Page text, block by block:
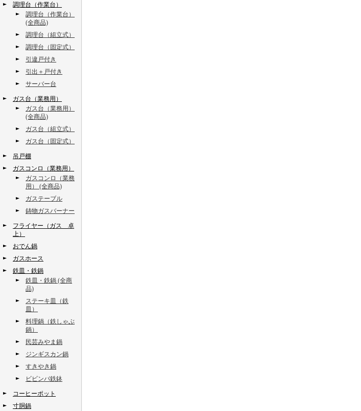
調理台（作業台）
調理台（作業台）
(全商品)
調理台（組立式）
調理台（固定式）
引違戸付き
引出＋戸付き
サーバー台
ガス台（業務用）
ガス台（業務用）
(全商品)
ガス台（組立式）
ガス台（固定式）
吊戸棚
ガスコンロ（業務用）
ガスコンロ（業務
用） (全商品)
ガステーブル
鋳物ガスバーナー
フライヤー（ガス 卓
上）
おでん鍋
ガスホース
鉄皿・鉄鍋
鉄皿・鉄鍋 (全商
品)
ステーキ皿（鉄
皿）
料理鍋（鉄しゃぶ
鍋）
民芸みやま鍋
ジンギスカン鍋
すきやき鍋
ビビンバ鉄鉢
コーヒーポット
寸胴鍋